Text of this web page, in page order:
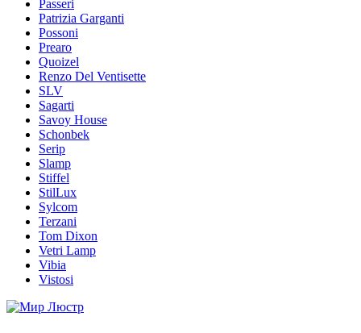
Passeri
Patrizia Garganti
Possoni
Prearo
Quoizel
Renzo Del Ventisette
SLV
Sagarti
Savoy House
Schonbek
Serip
Slamp
Stiffel
StilLux
Sylcom
Terzani
Tom Dixon
Vetri Lamp
Vibia
Vistosi